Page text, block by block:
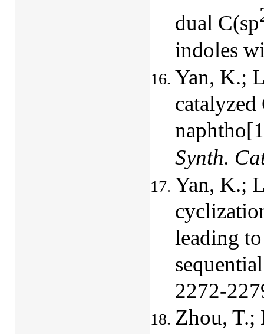
dual C(sp
indoles
Yan, K.;
Synth.
Yan, K.;
leading
2272-
Zhou, T.;